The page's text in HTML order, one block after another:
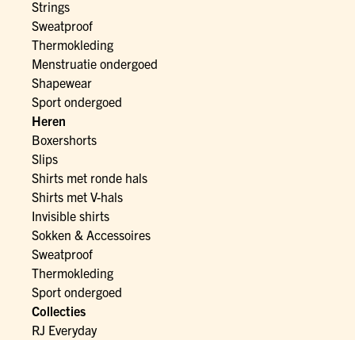
Strings
Sweatproof
Thermokleding
Menstruatie ondergoed
Shapewear
Sport ondergoed
Heren
Boxershorts
Slips
Shirts met ronde hals
Shirts met V-hals
Invisible shirts
Sokken & Accessoires
Sweatproof
Thermokleding
Sport ondergoed
Collecties
RJ Everyday